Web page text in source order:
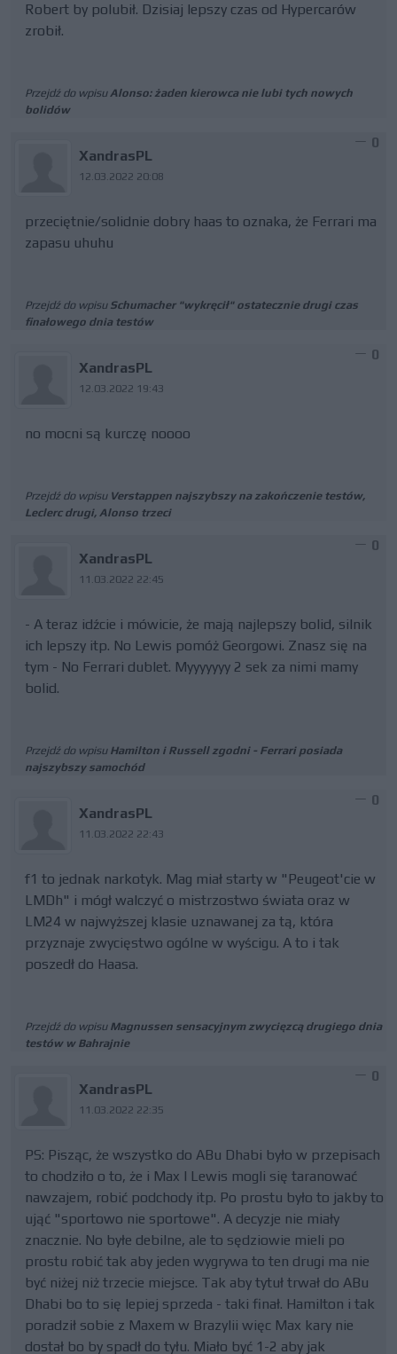
Robert by polubił. Dzisiaj lepszy czas od Hypercarów
zrobił.
Przejdź do wpisuAlonso: żaden kierowca nie lubi tych nowych
bolidów
XandrasPL
12.03.2022 20:08
0
przeciętnie/solidnie dobry haas to oznaka, że Ferrari ma
zapasu uhuhu
Przejdź do wpisu Schumacher "wykręcił" ostatecznie drugi czas
finałowego dnia testów
XandrasPL
12.03.2022 19:43
0
no mocni są kurczę noooo
Przejdź do wpisu Verstappen najszybszy na zakończenie testów,
Leclerc drugi, Alonso trzeci
XandrasPL
11.03.2022 22:45
0
- A teraz idźcie i mówicie, że mają najlepszy bolid, silnik
ich lepszy itp. No Lewis pomóż Georgowi. Znasz się na
tym - No Ferrari dublet. Myyyyyyy 2 sek za nimi mamy
bolid.
Przejdź do wpisu Hamilton i Russell zgodni - Ferrari posiada
najszybszy samochód
XandrasPL
11.03.2022 22:43
0
f1 to jednak narkotyk. Mag miał starty w "Peugeot'cie w
LMDh" i mógł walczyć o mistrzostwo świata oraz w
LM24 w najwyższej klasie uznawanej za tą, która
przyznaje zwycięstwo ogólne w wyścigu. A to i tak
poszedł do Haasa.
Przejdź do wpisu Magnussen sensacyjnym zwycięzcą drugiego dnia
testów w Bahrajnie
XandrasPL
11.03.2022 22:35
0
PS: Pisząc, że wszystko do ABu Dhabi było w przepisach
to chodziło o to, że i Max I Lewis mogli się taranować
nawzajem, robić podchody itp. Po prostu było to jakby to
ująć "sportowo nie sportowe". A decyzje nie miały
znacznie. No byłe debilne, ale to sędziowie mieli po
prostu robić tak aby jeden wygrywa to ten drugi ma nie
być niżej niż trzecie miejsce. Tak aby tytuł trwał do ABu
Dhabi bo to się lepiej sprzeda - taki finał. Hamilton i tak
poradził sobie z Maxem w Brazylii więc Max kary nie
dostał bo by spadł do tyłu. Miało być 1-2 aby jak